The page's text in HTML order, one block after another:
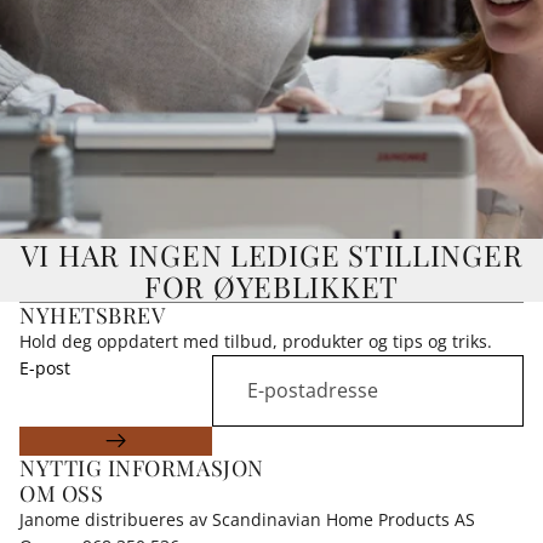
VI HAR INGEN LEDIGE STILLINGER
FOR ØYEBLIKKET
NYHETSBREV
Hold deg oppdatert med tilbud, produkter og tips og triks.
E-post
NYTTIG INFORMASJON
OM OSS
Janome distribueres av Scandinavian Home Products AS